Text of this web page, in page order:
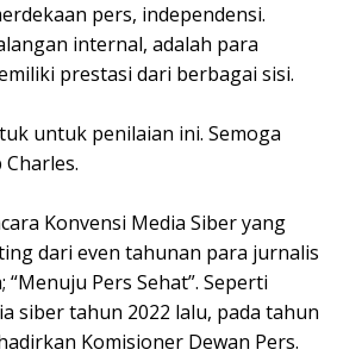
pers, independensi.
internal, adalah para
prestasi dari berbagai sisi.
untuk penilaian ini. Semoga
Konvensi Media Siber yang
dari even tahunan para jurnalis
Pers Sehat”. Seperti
siber tahun 2022 lalu, pada tahun
Komisioner Dewan Pers.